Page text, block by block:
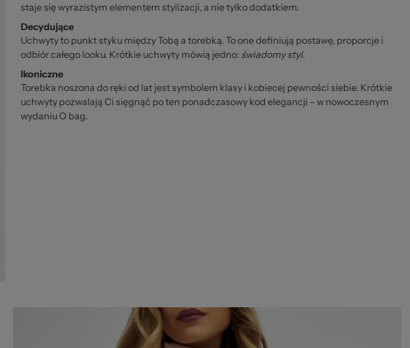
staje się wyrazistym elementem stylizacji, a nie tylko dodatkiem.
Decydujące
Uchwyty to punkt styku między Tobą a torebką. To one definiują postawę, proporcje i
odbiór całego looku. Krótkie uchwyty mówią jedno: świadomy styl.
Ikoniczne
Torebka noszona do ręki od lat jest symbolem klasy i kobiecej pewności siebie. Krótkie
uchwyty pozwalają Ci sięgnąć po ten ponadczasowy kod elegancji – w nowoczesnym
wydaniu O bag.